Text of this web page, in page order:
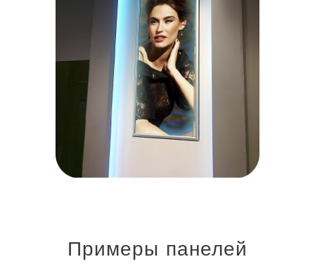
Примеры панелей